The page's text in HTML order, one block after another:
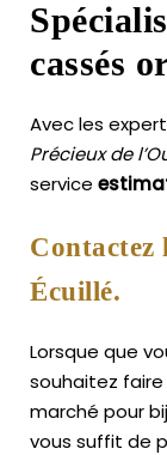
cassés
Avec les
Précieux de
service
Contactez
Écuillé.
Lorsque que
souhaitez
marché pour
vous suffit de